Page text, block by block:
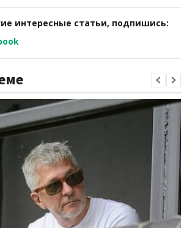
интересные статьи, подпишись: